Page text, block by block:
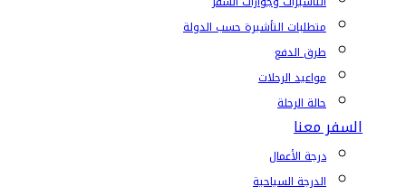
متطلبات التأشيرة حسب الدولة
طرق الدفع
مواعيد الرحلات
حالة الرحلة
السفر معنا
درجة الأعمال
الدرجة السياحية